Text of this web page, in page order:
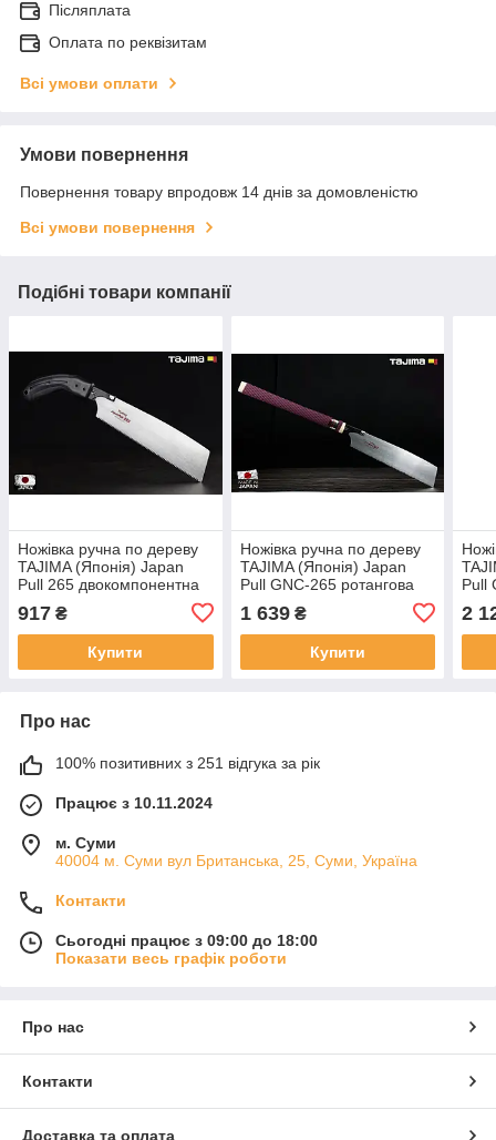
Післяплата
Оплата по реквізитам
Всі умови оплати
Умови повернення
Повернення товару впродовж 14 днів за домовленістю
Всі умови повернення
Подібні товари компанії
Ножівка ручна по дереву
TAJIMA (Японія) Japan
Pull 265 двокомпонентна
917 ₴
Купити
Ножівка ручна по дереву
TAJIMA (Японія) Japan
Pull GNC-265 ротангова
1 639₴
Купити
Pull
2
Про нас
100% позитивних з 251 відгука за рік
Працює з 10.11.2024
м. Суми
40004 м. Суми вул Британська, 25, Суми, Україна
Контакти
Сьогодні працює з 09:00 до 18:00
Показати весь графік роботи
Про нас
Контакти
Доставка та оплата